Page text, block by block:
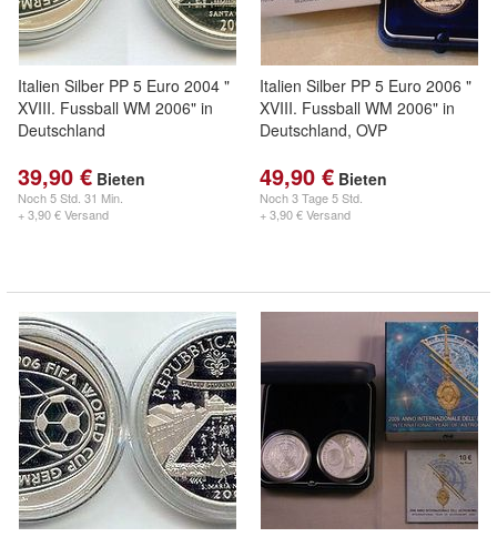
Italien Silber PP 5 Euro 2004 "
XVIII. Fussball WM 2006" in
Deutschland
39,90 € Bieten
Noch5 Std. 31 Min.
+ 3,90 € Versand
Italien Silber PP 5 Euro 2006 "
XVIII. Fussball WM 2006" in
Deutschland, OVP
49,90 € Bieten
Noch3 Tage 5 Std.
+ 3,90 € Versand